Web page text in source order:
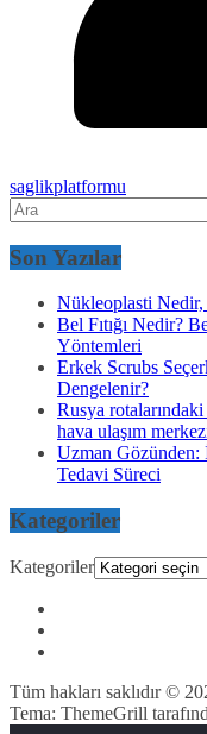
saglikplatformu
Son Yazılar
Nükleoplasti
Bel Fıtığı Nedir?
Yöntemleri
Erkek Scrubs
Dengelenir?
Rusya
hava ulaşım
Uzman
Tedavi Süreci
Kategoriler
Kategoriler
Tüm hakları saklıdır ©
Tema: ThemeGrill